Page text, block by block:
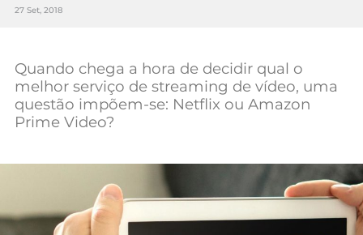
Tecnologia
Negócios
Mundial 2026
27 Set, 2018
Quando chega a hora de decidir qual o
melhor serviço de streaming de vídeo, uma
questão impõem-se: Netflix ou Amazon
Prime Video?